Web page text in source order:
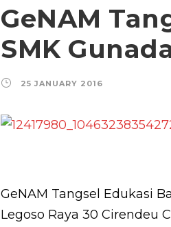
GeNAM
SMK
25 JANUARY 2016
GeNAM Tangsel Edukasi
Legoso Raya 30 Cirendeu